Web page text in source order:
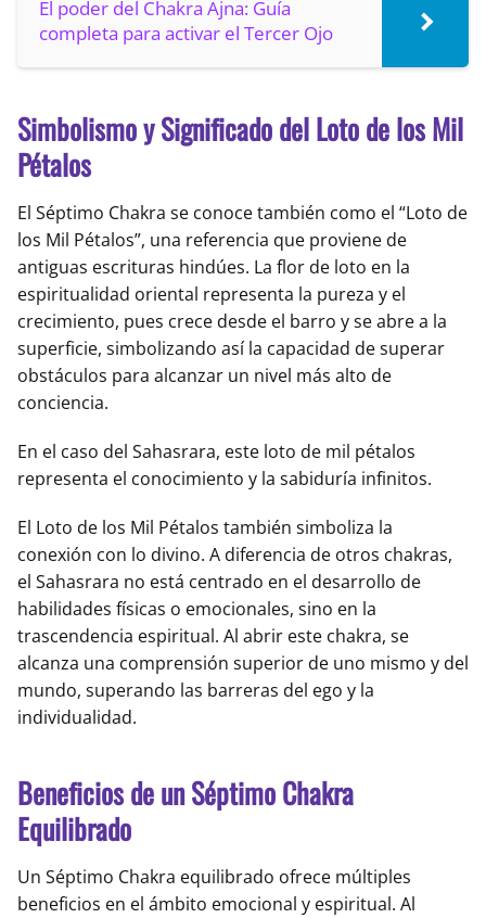
El poder del Chakra Ajna: Guía
completa para activar el Tercer Ojo
Simbolismo y Significado del Loto de los Mil
Pétalos
El Séptimo Chakra se conoce también como el “Loto de
los Mil Pétalos”, una referencia que proviene de
antiguas escrituras hindúes. La flor de loto en la
espiritualidad oriental representa la pureza y el
crecimiento, pues crece desde el barro y se abre a la
superficie, simbolizando así la capacidad de superar
obstáculos para alcanzar un nivel más alto de
conciencia.
En el caso del Sahasrara, este loto de mil pétalos
representa el conocimiento y la sabiduría infinitos.
El Loto de los Mil Pétalos también simboliza la
conexión con lo divino. A diferencia de otros chakras,
el Sahasrara no está centrado en el desarrollo de
habilidades físicas o emocionales, sino en la
trascendencia espiritual. Al abrir este chakra, se
alcanza una comprensión superior de uno mismo y del
mundo, superando las barreras del ego y la
individualidad.
Beneficios de un Séptimo Chakra
Equilibrado
Un Séptimo Chakra equilibrado ofrece múltiples
beneficios en el ámbito emocional y espiritual. Al